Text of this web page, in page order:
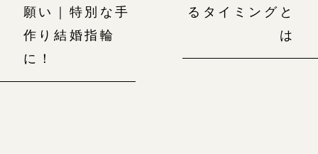
願い｜特別な手
作り結婚指輪
に！
るタイミングと
は